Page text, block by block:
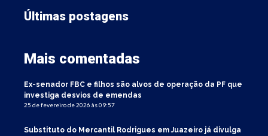
Últimas postagens
Mais comentadas
Ex-senador FBC e filhos são alvos de operação da PF que
investiga desvios de emendas
25 de fevereiro de 2026 às 09:57
Substituto do Mercantil Rodrigues em Juazeiro já divulga